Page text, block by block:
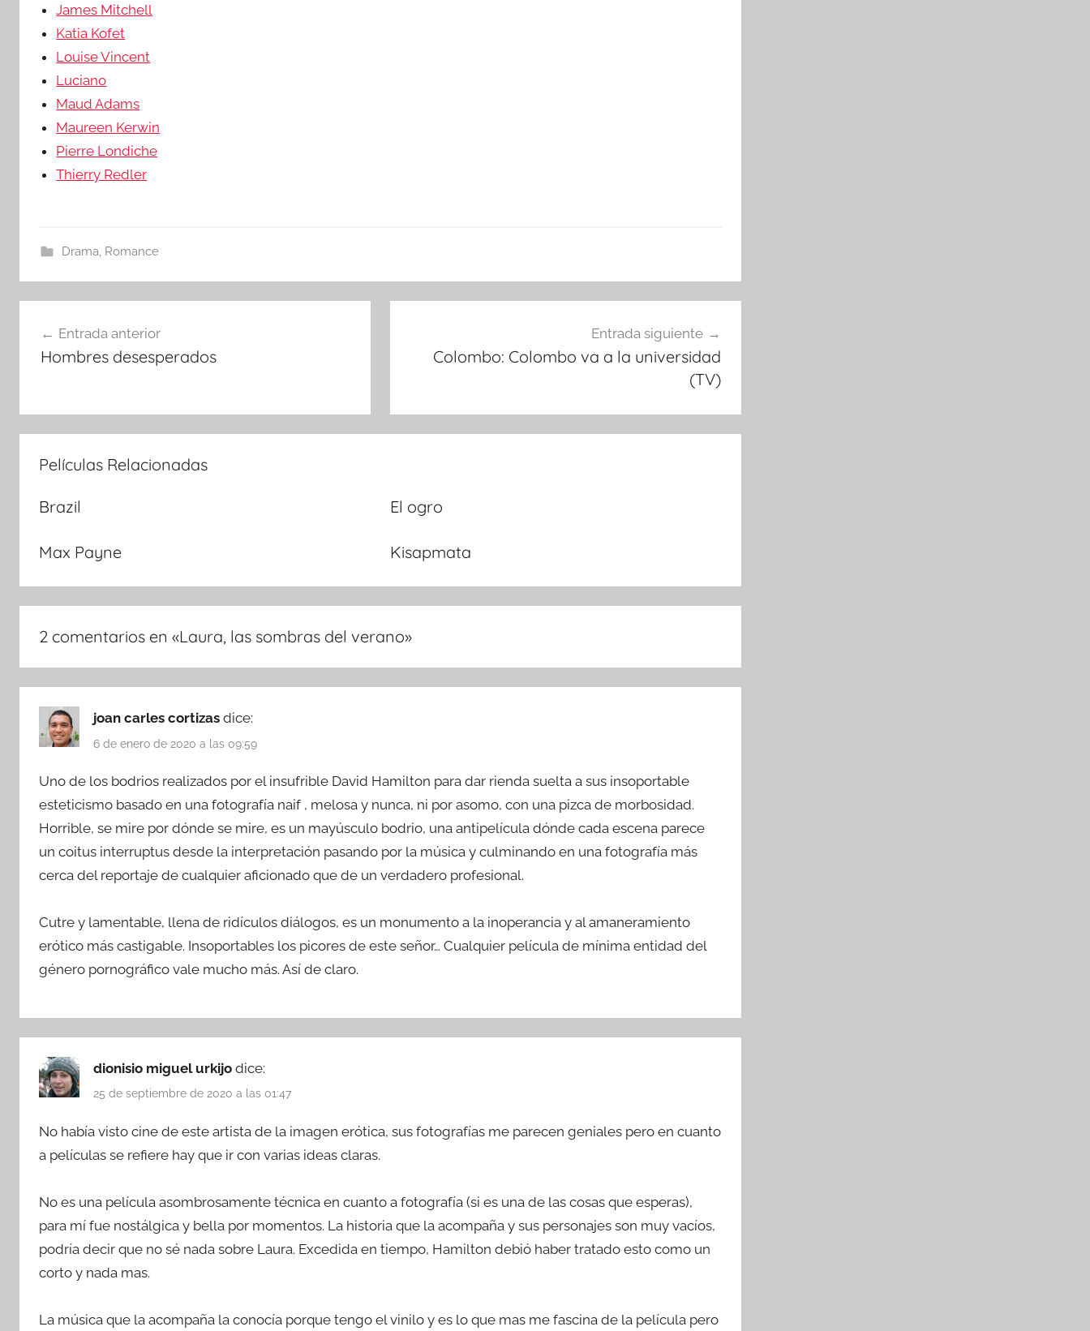
James Mitchell
Katia Kofet
Louise Vincent
Luciano
Maud Adams
Maureen Kerwin
Pierre Londiche
Thierry Redler
Drama, Romance
Navegación
de
Entrada anterior
Hombres desesperados
Entrada siguiente
Colombo: Colombo va a la universidad
(TV)
Películas Relacionadas
Brazil El ogro
Max Payne Kisapmata
2 comentarios en «Laura, las sombras del verano»
joan carles cortizas dice:
6 de enero de 2020 a las 09:59
Uno de los bodrios realizados por el insufrible David Hamilton para dar rienda suelta a sus insoportable
esteticismo basado en una fotografía naif , melosa y nunca, ni por asomo, con una pizca de morbosidad.
Horrible, se mire por dónde se mire, es un mayúsculo bodrio, una antipelícula dónde cada escena parece
un coitus interruptus desde la interpretación pasando por la música y culminando en una fotografía más
cerca del reportaje de cualquier aficionado que de un verdadero profesional.
Cutre y lamentable, llena de ridículos diálogos, es un monumento a la inoperancia y al amaneramiento
erótico más castigable. Insoportables los picores de este señor… Cualquier película de mínima entidad del
género pornográfico vale mucho más. Así de claro.
dionisio miguel urkijo dice:
25 de septiembre de 2020 a las 01:47
No había visto cine de este artista de la imagen erótica, sus fotografías me parecen geniales pero en cuanto
a películas se refiere hay que ir con varias ideas claras.
No es una película asombrosamente técnica en cuanto a fotografía (si es una de las cosas que esperas),
para mí fue nostálgica y bella por momentos. La historia que la acompaña y sus personajes son muy vacíos,
podría decir que no sé nada sobre Laura. Excedida en tiempo, Hamilton debió haber tratado esto como un
corto y nada mas.
La música que la acompaña la conocía porque tengo el vinilo y es lo que mas me fascina de la película pero